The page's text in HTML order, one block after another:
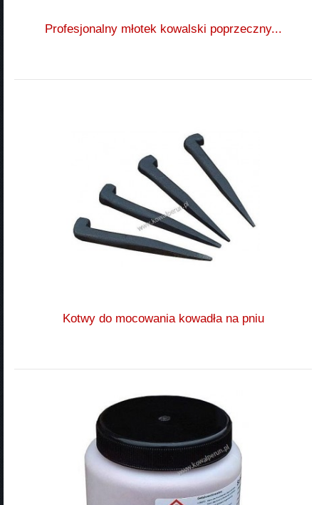
Profesjonalny młotek kowalski poprzeczny...
Kotwy do mocowania kowadła na pniu